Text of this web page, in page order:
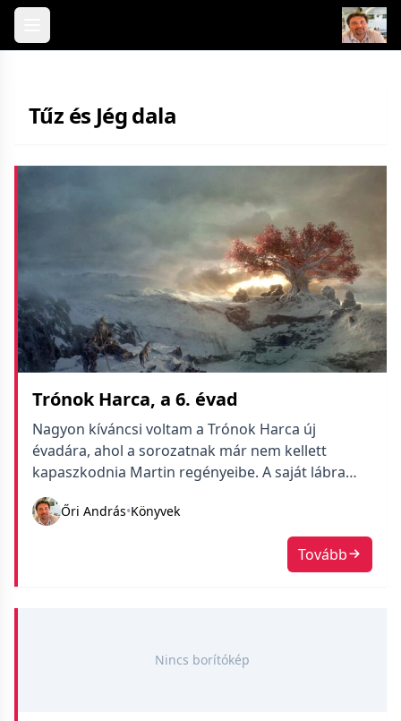
Skip to content
Tűz és Jég dala
Trónok Harca, a 6. évad
Nagyon kíváncsi voltam a Trónok Harca új
évadára, ahol a sorozatnak már nem kellett
kapaszkodnia Martin regényeibe. A saját lábra
állás kifejezetten jót tett neki.
Őri András•Könyvek
Tovább
Nincs borítókép